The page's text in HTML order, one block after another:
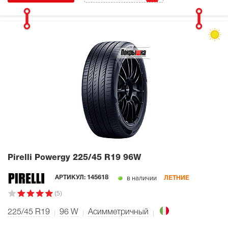
Pirelli Powergy 225/45 R19 96W
АРТИКУЛ: 145618 в наличии ЛЕТНИЕ
(5)
225/45 R19 96 W Асимметричный